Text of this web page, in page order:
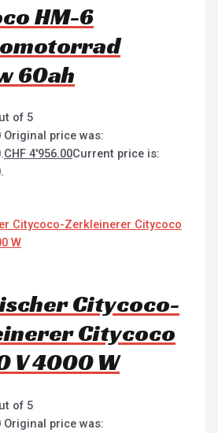
HM-6
60ah
of 5
Original price was:
CHF 4'956.00Current price is:
Citycoco-
Citycoco
V 4000 W
of 5
Original price was: